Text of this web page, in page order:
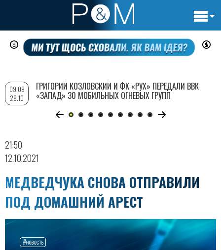
Перейти
содержанию
21:50
12.10.2021
МЕДВЕДЧУКА СНОВА ОТПРАВИЛИ
ПОД ДОМАШНИЙ АРЕСТ
09:08
28.10
ГРИГОРИЙ КОЗЛОВСКИЙ И ФК «РУХ» ПЕРЕДАЛИ ВВК
«ЗАПАД» 30 МОБИЛЬНЫХ ОГНЕВЫХ ГРУПП